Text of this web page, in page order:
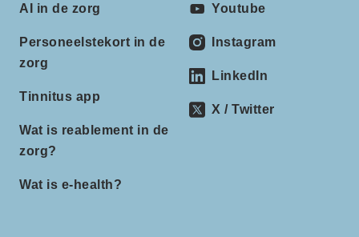
AI in de zorg
Personeelstekort in de
zorg
Tinnitus app
Wat is reablement in de
zorg?
Wat is e-health?
Youtube
Instagram
LinkedIn
X / Twitter